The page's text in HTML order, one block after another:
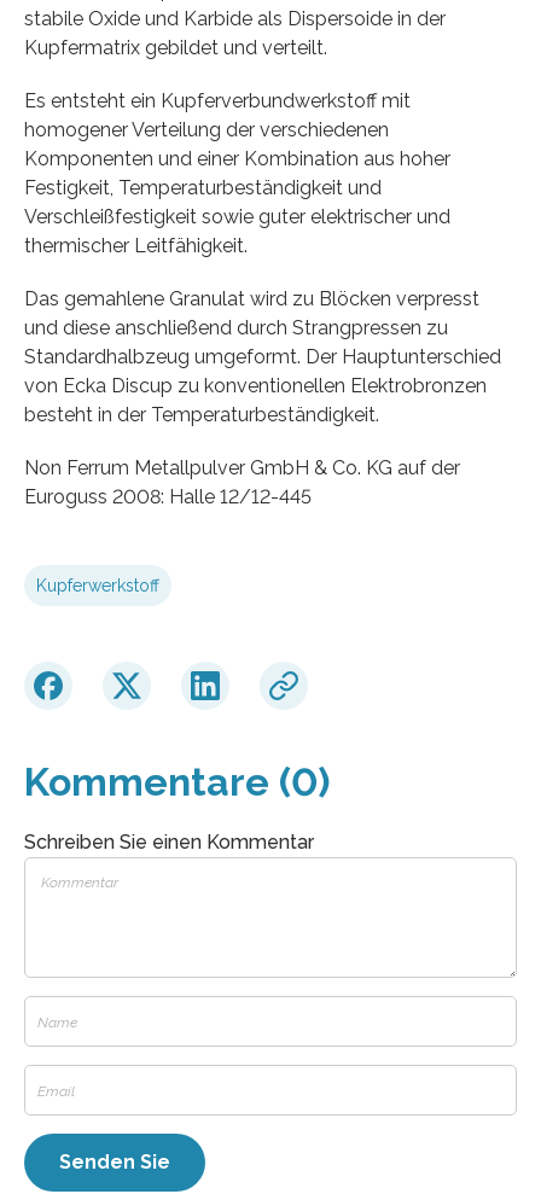
stabile Oxide und Karbide als Dispersoide in der
Kupfermatrix gebildet und verteilt.
Es entsteht ein Kupferverbundwerkstoff mit
homogener Verteilung der verschiedenen
Komponenten und einer Kombination aus hoher
Festigkeit, Temperaturbeständigkeit und
Verschleißfestigkeit sowie guter elektrischer und
thermischer Leitfähigkeit.
Das gemahlene Granulat wird zu Blöcken verpresst
und diese anschließend durch Strangpressen zu
Standardhalbzeug umgeformt. Der Hauptunterschied
von Ecka Discup zu konventionellen Elektrobronzen
besteht in der Temperaturbeständigkeit.
Non Ferrum Metallpulver GmbH & Co. KG auf der
Euroguss 2008: Halle 12/12-445
Kupferwerkstoff
Kommentare (0)
Schreiben Sie einen Kommentar